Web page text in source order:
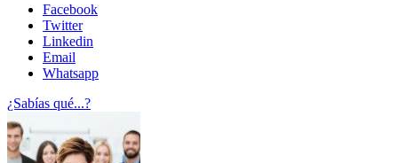
Facebook
Twitter
Linkedin
Email
Whatsapp
¿Sabías qué...?